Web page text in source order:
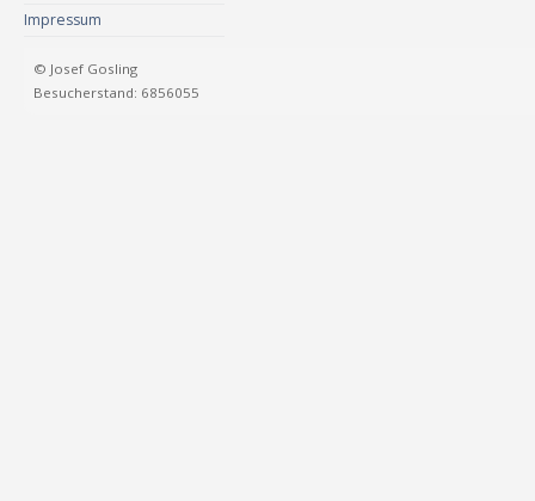
Impressum
© Josef Gosling
Besucherstand: 6856055